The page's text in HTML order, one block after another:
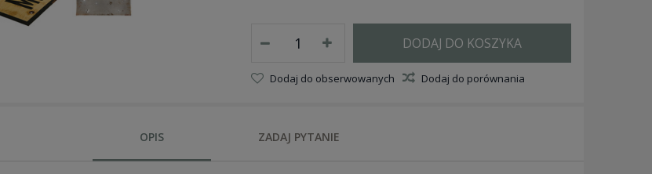
DODAJ DO KOSZYKA
Dodaj do obserwowanych Dodaj do porównania
OPIS ZADAJ PYTANIE